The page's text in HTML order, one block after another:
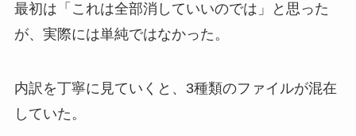
最初は「これは全部消していいのでは」と思った
が、実際には単純ではなかった。
内訳を丁寧に見ていくと、3種類のファイルが混在
していた。